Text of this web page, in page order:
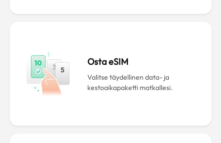
Osta eSIM
Valitse täydellinen data- ja
kestoaikapaketti matkallesi.